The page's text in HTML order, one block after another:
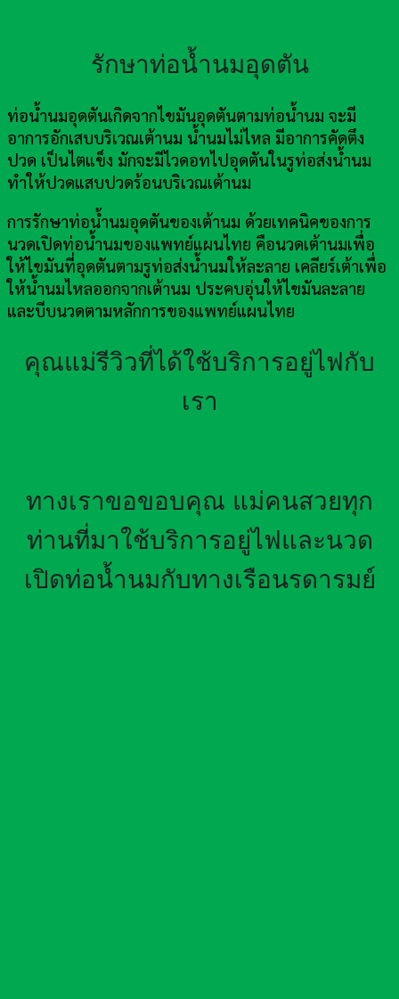
รักษาท่อน้ำนมอุดตัน
ท่อน้ำนมอุดตันเกิดจากไขมันอุดตันตามท่อน้ำนม จะมี
อาการอักเสบบริเวณเต้านม น้ำนมไม่ไหล มีอาการคัดตึง
ปวด เป็นไตแข็ง มักจะมีไวดอทไปอุดตันในรูท่อส่งน้ำนม
ทำให้ปวดแสบปวดร้อนบริเวณเต้านม
การรักษาท่อน้ำนมอุดตันของเต้านม ด้วยเทคนิคของการ
นวดเปิดท่อน้ำนมของแพทย์แผนไทย คือนวดเต้านมเพื่อ
ให้ไขมันที่อุดตันตามรูท่อส่งน้ำนมให้ละลาย เคลียร์เต้าเพื่อ
ให้น้ำนมไหลออกจากเต้านม ประคบอุ่นให้ไขมันละลาย
และบีบนวดตามหลักการของแพทย์แผนไทย
คุณแม่รีวิวที่ได้ใช้บริการอยู่ไฟกับ
เรา
ทางเราขอขอบคุณ แม่คนสวยทุก
ท่านที่มาใช้บริการอยู่ไฟและนวด
เปิดท่อน้ำนมกับทางเรือนรดารมย์